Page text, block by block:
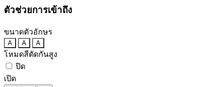
ตัวช่วยการเข้าถึง
ขนาดตัวอักษร
A A A
โหมดสีตัดกันสูง
ปิด
เปิด